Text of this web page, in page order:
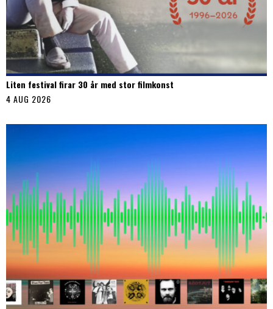
Liten festival firar 30 år med stor filmkonst
4 AUG 2026